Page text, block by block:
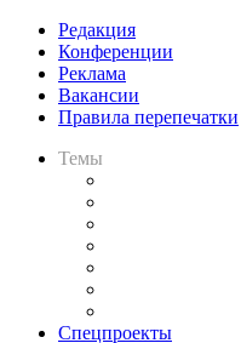
Редакция
Конференции
Реклама
Вакансии
Правила перепечатки
Темы
Спецпроекты